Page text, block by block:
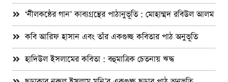
‘নীলকন্ঠের গান’ কাব্যগ্রন্থের পাঠানুভূতি : মোহাম্মদ রবিউল আলম
কবি আরিফ হাসান এবং তাঁর একগুচ্ছ কবিতার পাঠ অনুভূতি
হাদিউল ইসলামের কবিতা : বহুমাত্রিক চেতনায় ঋদ্ধ